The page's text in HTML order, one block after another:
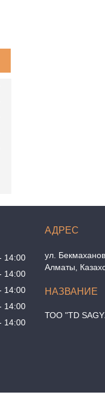
14:00
14:00
14:00
14:00
14:00
ул.
Алматы,
ТОО "TD